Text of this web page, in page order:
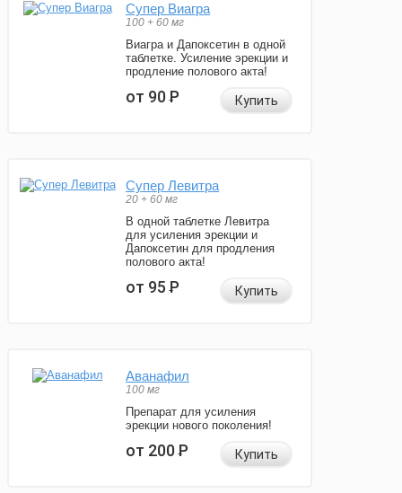
Супер Виагра
100 + 60 мг
Виагра и Дапоксетин в одной
таблетке. Усиление эрекции и
продление полового акта!
от 90Р Купить
Супер Левитра
20 + 60 мг
В одной таблетке Левитра
для усиления эрекции и
Дапоксетин для продления
полового акта!
от 95Р Купить
Аванафил
100 мг
Препарат для усиления
эрекции нового поколения!
от 200Р Купить